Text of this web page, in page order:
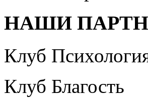
НАШИ
Клуб
Клуб Благость